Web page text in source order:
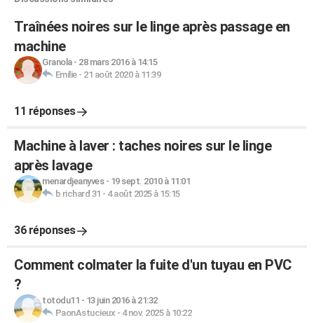
Traînées noires sur le linge après passage en
machine
Granola- 28 mars 2016 à 14:15
Emilie- 21 août 2020 à 11:39
11 réponses
Machine à laver : taches noires sur le linge
après lavage
menardjeanyves- 19 sept. 2010 à 11:01
b richard 31 - 4 août 2025 à 15:15
36 réponses
Comment colmater la fuite d'un tuyau en PVC
?
totodu11 - 13 juin 2016 à 21:32
PaonAstucieux - 4 nov. 2025 à 10:22